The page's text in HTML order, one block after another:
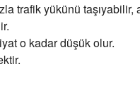
trafik yükünü
o kadar düşük olur.